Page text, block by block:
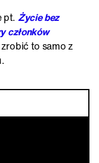
pt. Życie bez
członków
to samo z